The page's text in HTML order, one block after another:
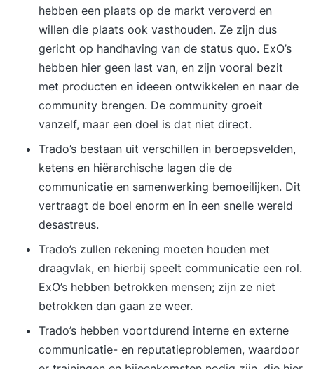
hebben een plaats op de markt veroverd en
willen die plaats ook vasthouden. Ze zijn dus
gericht op handhaving van de status quo. ExO’s
hebben hier geen last van, en zijn vooral bezit
met producten en ideeen ontwikkelen en naar de
community brengen. De community groeit
vanzelf, maar een doel is dat niet direct.
Trado’s bestaan uit verschillen in beroepsvelden,
ketens en hiërarchische lagen die de
communicatie en samenwerking bemoeilijken. Dit
vertraagt de boel enorm en in een snelle wereld
desastreus.
Trado’s zullen rekening moeten houden met
draagvlak, en hierbij speelt communicatie een rol.
ExO’s hebben betrokken mensen; zijn ze niet
betrokken dan gaan ze weer.
Trado’s hebben voortdurend interne en externe
communicatie- en reputatieproblemen, waardoor